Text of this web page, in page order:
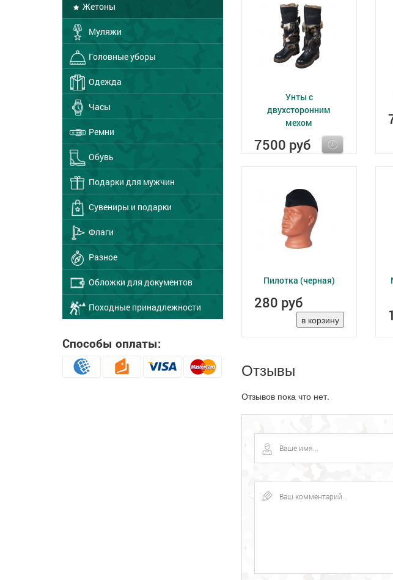
Жетоны
Муляжи
Головные уборы
Одежда
Часы
Ремни
Обувь
Подарки для мужчин
Сувениры и подарки
Флаги
Разное
Обложки для документов
Походные принадлежности
Способы оплаты:
Унты с
двухсторонним
мехом
7500 руб
Пилотка (черная)
280 руб
Отзывы
Отзывов пока что нет.